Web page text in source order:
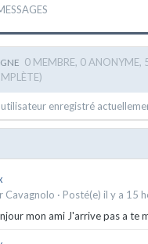
0 MEMBRE, 0 ANONYME,
utilisateur enregistré
Cavagnolo · Posté(e) il y a 15
mon ami J'arrive pas a te